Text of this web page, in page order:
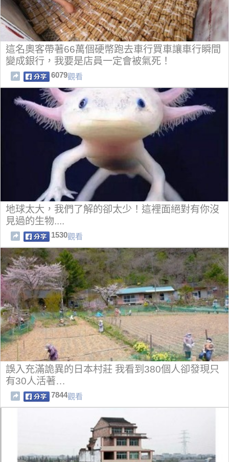
這名奧客帶著66萬個硬幣跑去車行買車讓車行瞬間
變成銀行，我要是店員一定會被氣死！
6079觀看
地球太大，我們了解的卻太少！這裡面絕對有你沒
見過的生物....
1530觀看
誤入充滿詭異的日本村莊 我看到380個人卻發現只
有30人活著…
7844觀看